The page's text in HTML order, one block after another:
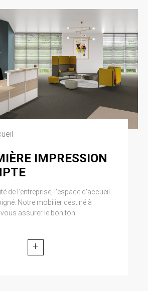
IMPRESSION
de l'entreprise, l'espace d'accueil
Notre mobilier destiné à
assurer le bon ton.
+